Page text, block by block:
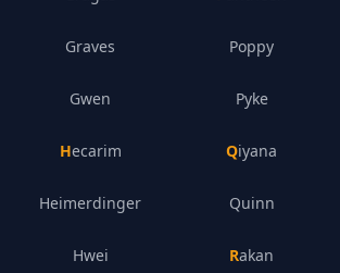
Graves
Gwen
Hecarim
Heimerdinger
Hwei
Poppy
Pyke
Qiyana
Quinn
Rakan